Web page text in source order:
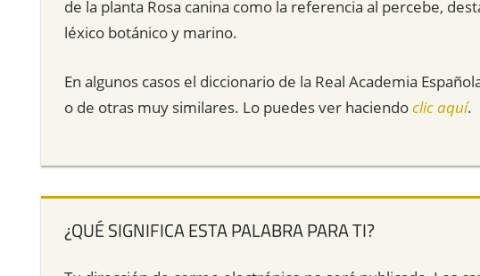
de la planta Rosa canina como la referencia al percebe,
léxico botánico y marino.
En algunos casos el diccionario de la Real Academia
o de otras muy similares. Lo puedes ver haciendoclic aquí.
¿QUÉ SIGNIFICA ESTA PALABRA PARA TI?